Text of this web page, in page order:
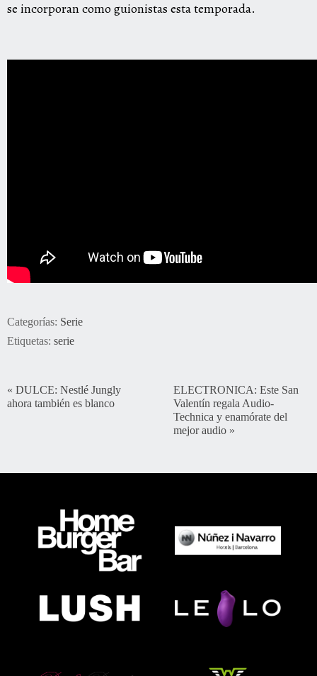
se incorporan como guionistas esta temporada.
Categorías: Serie
Etiquetas: serie
« DULCE: Nestlé Jungly
ahora también es blanco
ELECTRONICA: Este San
Valentín regala Audio-
Technica y enamórate del
mejor audio »